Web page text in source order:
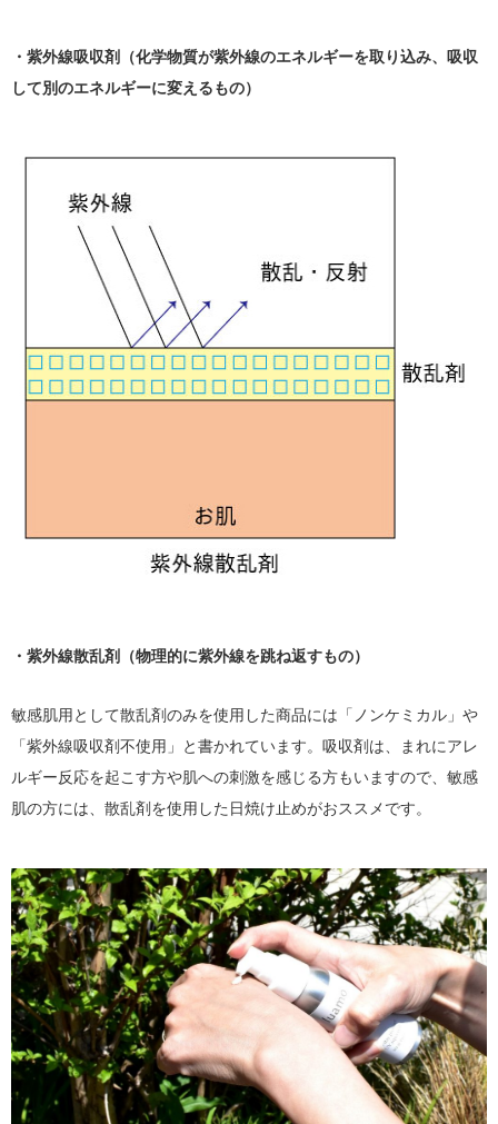
・紫外線吸収剤（化学物質が紫外線のエネルギーを取り込み、吸収
して別のエネルギーに変えるもの）
・紫外線散乱剤（物理的に紫外線を跳ね返すもの）
敏感肌用として散乱剤のみを使用した商品には「ノンケミカル」や
「紫外線吸収剤不使用」と書かれています。吸収剤は、まれにアレ
ルギー反応を起こす方や肌への刺激を感じる方もいますので、敏感
肌の方には、散乱剤を使用した日焼け止めがおススメです。